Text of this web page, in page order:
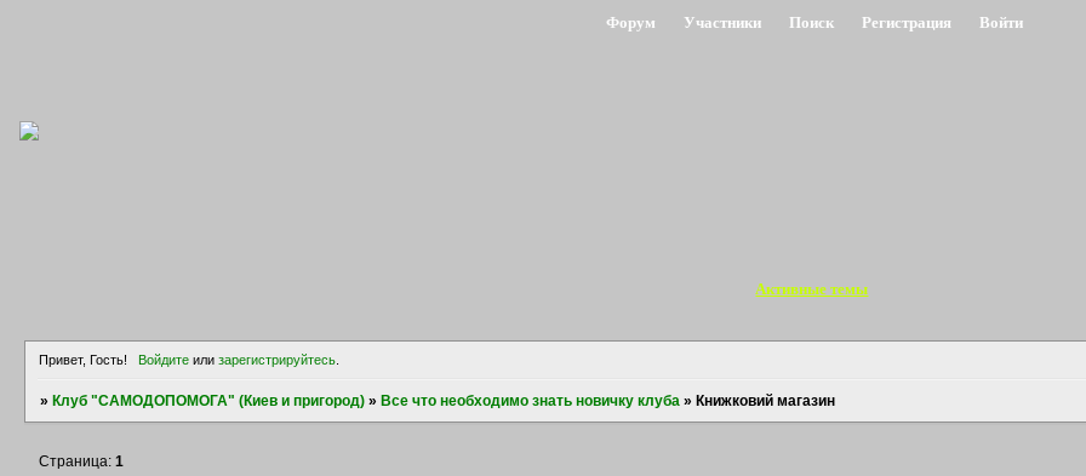
Форум Участники Поиск Регистрация Войти
Активные темы
Привет, Гость! Войдитеили зарегистрируйтесь.
»Клуб "САМОДОПОМОГА" (Киев и пригород) »Все что необходимо знать новичку клуба »Книжковий магазин
Страница:1